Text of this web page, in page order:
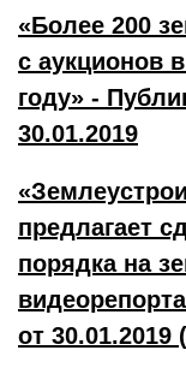
«Более 200
с аукционов
году» -
30.01.2019
предлагает
порядка на
от 30.01.2019